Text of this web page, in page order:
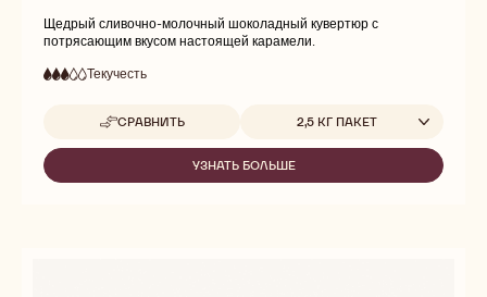
Щедрый сливочно-молочный шоколадный кувертюр с
потрясающим вкусом настоящей карамели.
3 Текучесть
СРАВНИТЬ
-
CARAMEL
CALLETS™
Доступные размеры
2,5 КГ ПАКЕТ
УЗНАТЬ БОЛЬШЕ
-